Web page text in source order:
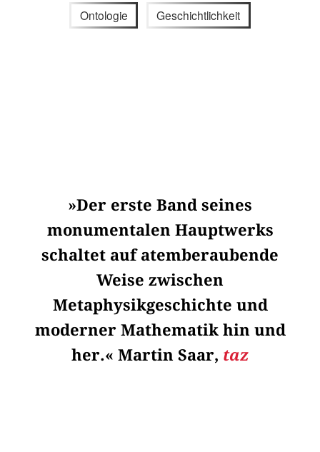
Ontologie Geschichtlichkeit
»Der erste Band seines
monumentalen Hauptwerks
schaltet auf atemberaubende
Weise zwischen
Metaphysikgeschichte und
moderner Mathematik hin und
her.« Martin Saar, taz